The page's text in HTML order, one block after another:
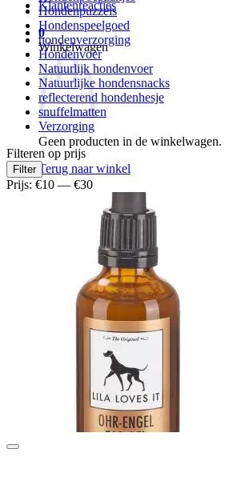
Klantenreacties
0
Winkelwagen
Geen producten in de winkelwagen.
Terug naar winkel
Hondenpuzzels
Hondenspeelgoed
hondenverzorging
Hondenvoer
Natuurlijk hondenvoer
Natuurlijke hondensnacks
reflecterend hondenhesje
snuffelmatten
Verzorging
Filteren op prijs
Min.
prijs
Max.
prijs
Filter
Prijs: €10 — €30